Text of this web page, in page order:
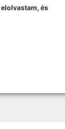
elolvastam, és